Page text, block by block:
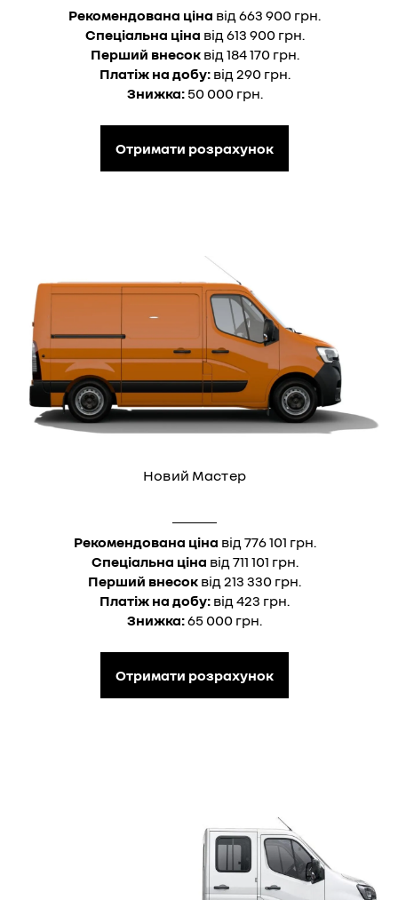
Рекомендована ціна від 663 900 грн.
Спеціальна ціна від 613 900 грн.
Перший внесоквід 184 170 грн.
Платіж на добу:від 290 грн.
Знижка:50 000 грн.
Отримати розрахунок
Новий Мастер
Рекомендована ціна від 776 101 грн.
Спеціальна ціна від 711 101 грн.
Перший внесок від 213 330 грн.
Платіж на добу: від 423 грн.
Знижка:65 000 грн.
Отримати розрахунок